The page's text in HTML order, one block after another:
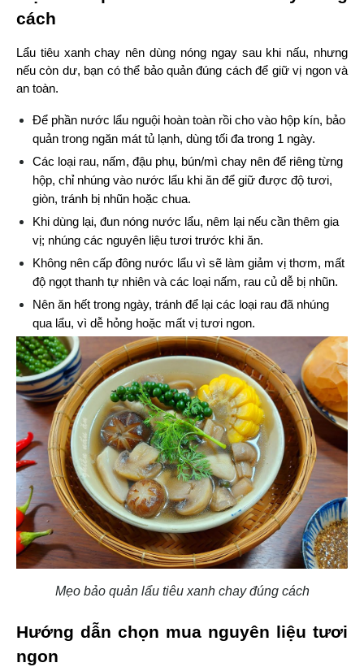
cách
Lẩu tiêu xanh chay nên dùng nóng ngay sau khi nấu, nhưng
nếu còn dư, bạn có thể bảo quản đúng cách để giữ vị ngon và
an toàn.
Để phần nước lẩu nguội hoàn toàn rồi cho vào hộp kín, bảo
quản trong ngăn mát tủ lạnh, dùng tối đa trong 1 ngày.
Các loại rau, nấm, đậu phụ, bún/mì chay nên để riêng từng
hộp, chỉ nhúng vào nước lẩu khi ăn để giữ được độ tươi,
giòn, tránh bị nhũn hoặc chua.
Khi dùng lại, đun nóng nước lẩu, nêm lại nếu cần thêm gia
vị; nhúng các nguyên liệu tươi trước khi ăn.
Không nên cấp đông nước lẩu vì sẽ làm giảm vị thơm, mất
độ ngọt thanh tự nhiên và các loại nấm, rau củ dễ bị nhũn.
Nên ăn hết trong ngày, tránh để lại các loại rau đã nhúng
qua lẩu, vì dễ hỏng hoặc mất vị tươi ngon.
Mẹo bảo quản lẩu tiêu xanh chay đúng cách
Hướng dẫn chọn mua nguyên liệu tươi
ngon